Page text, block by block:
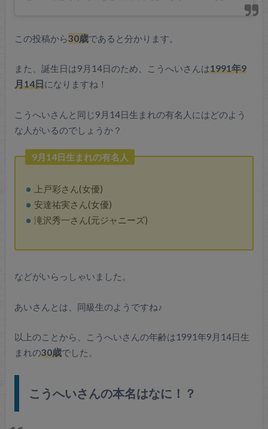
この投稿から30歳であると分かります。
また、誕生日は9月14日のため、こうへいさんは1991年9
月14日になりますね！
こうへいさんと同じ9月14日生まれの有名人にはどのよう
な人がいるのでしょうか？
9月14日生まれの有名人
上戸彩さん(女優)
安達祐実さん(女優)
滝沢秀一さん(元ジャニーズ)
などがいらっしゃいました。
あいさんとは、同級生のようですね♪
以上のことから、こうへいさんの年齢は1991年9月14日生
まれの30歳でした。
こうへいさんの本名はなに！？